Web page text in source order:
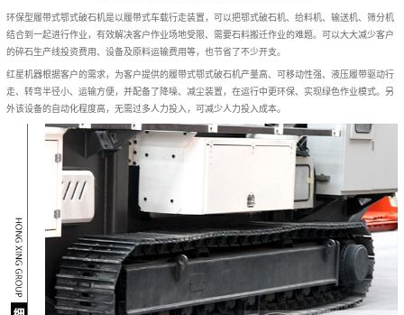
环保型履带式鄂式破石机是以履带式车载行走装置，可以把鄂式破石机、给料机、输送机、筛分机
结合到一起进行作业，有效解决客户作业场地受限、需要石料搬迁作业的难题。可以大大减少客户
的碎石生产线投资费用、设备及原料运输费用等，也节省了不少开支。
红星机器根据客户的需求，为客户提供的履带式鄂式破石机产量高、可移动性强、液压履带驱动行
走、转弯半径小、运输方便，并配备了降噪、减尘装置，在运行中更环保、实现绿色作业模式。另
外该设备的自动化程度高，无需过多人力投入，可减少人力投入成本。